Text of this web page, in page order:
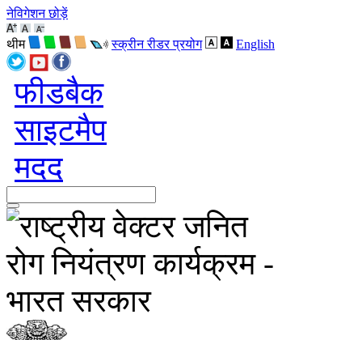
नेविगेशन छोड़ें
थीम स्क्रीन रीडर प्रयोग English
फीडबैक
साइटमैप
मदद